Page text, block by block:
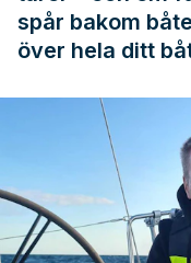
spår bakom
över hela ditt